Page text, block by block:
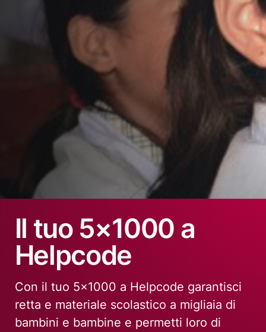
Helpcode
fondazione
Diventare fondazione significa
Helpcode di strumenti ancora
ATTUALITÀ